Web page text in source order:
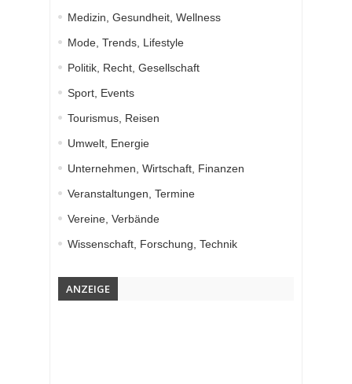
Medizin, Gesundheit, Wellness
Mode, Trends, Lifestyle
Politik, Recht, Gesellschaft
Sport, Events
Tourismus, Reisen
Umwelt, Energie
Unternehmen, Wirtschaft, Finanzen
Veranstaltungen, Termine
Vereine, Verbände
Wissenschaft, Forschung, Technik
ANZEIGE